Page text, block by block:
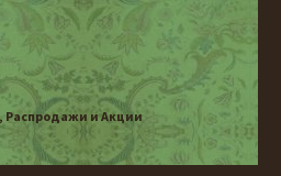
Распродажи и Акции